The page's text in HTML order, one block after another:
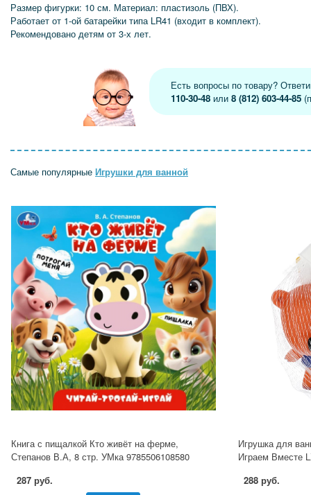
Размер фигурки: 10 см. Материал: пластизоль (ПВХ).
Работает от 1-ой батарейки типа LR41 (входит в комплект).
Рекомендовано детям от 3-х лет.
Есть вопросы по товару?
110-30-48 или8 (812) 603-44-85
Самые популярные Игрушки для ванной
Книга с пищалкой Кто живёт на ферме,
Степанов В.А, 8 стр. УМка 9785506108580
287 руб.
Игрушка для
Играем Вместе
288 руб.